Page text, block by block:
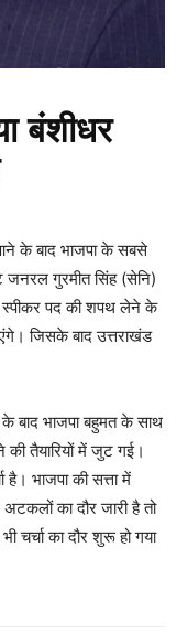
बंशीधर
के बाद भाजपा के सबसे
जनरल गुरमीत सिंह (सेनि)
स्पीकर पद की शपथ लेने के
जिसके बाद उत्तराखंड
बाद भाजपा बहुमत के साथ
की तैयारियों में जुट गई।
भाजपा की सत्ता में
का दौर जारी है तो
चर्चा का दौर शुरू हो गया